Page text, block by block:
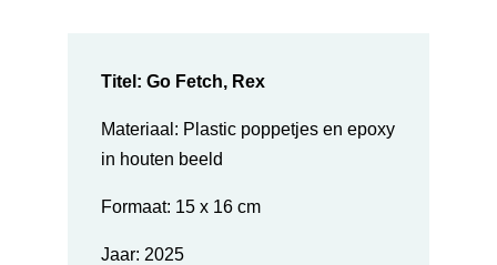
Titel: Go Fetch, Rex
Materiaal: Plastic poppetjes en epoxy
in houten beeld
Formaat: 15 x 16 cm
Jaar: 2025